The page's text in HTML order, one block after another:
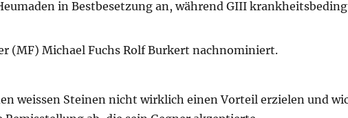
in Bestbesetzung an, während GIII
(MF) Michael Fuchs Rolf Burkert nachnominiert.
weissen Steinen nicht wirklich einen Vorteil erzielen und